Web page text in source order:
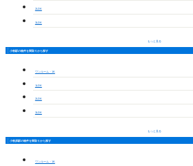
2LDK
3LDK
もっと見る
小牧駅の物件を間取りから探す
ワンルーム・1K
1LDK
2LDK
3LDK
もっと見る
小牧原駅の物件を間取りから探す
ワンルーム・1K